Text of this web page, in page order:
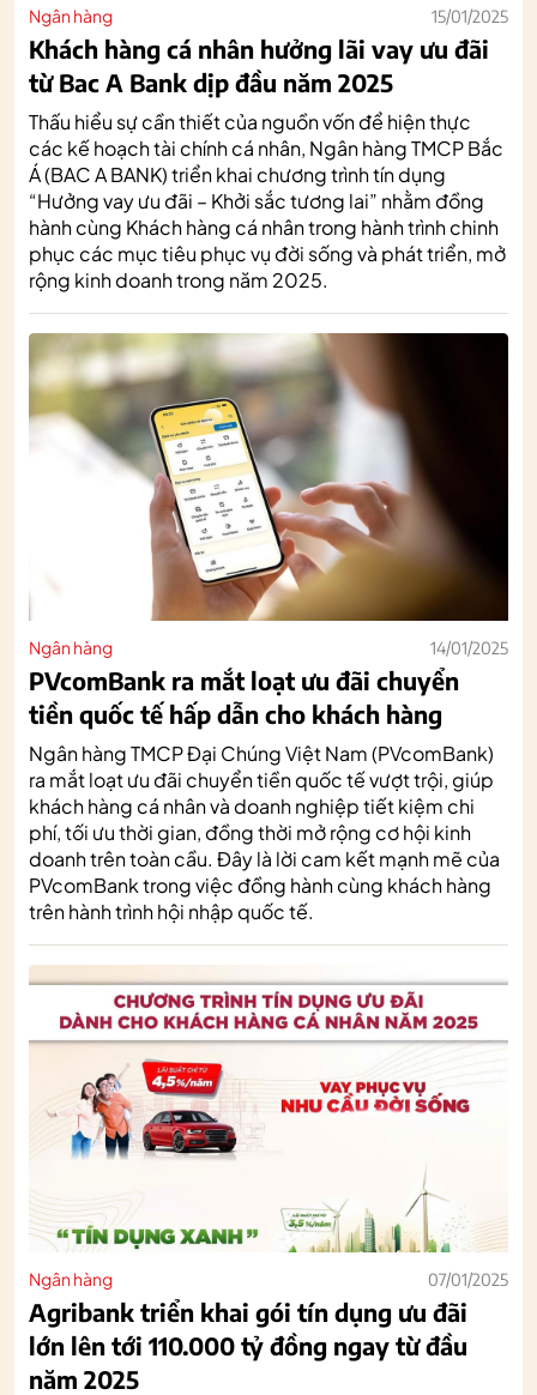
Ngân hàng 15/01/2025
Khách hàng cá nhân hưởng lãi vay ưu đãi
từ Bac A Bank dịp đầu năm 2025
Thấu hiểu sự cần thiết của nguồn vốn để hiện thực
các kế hoạch tài chính cá nhân, Ngân hàng TMCP Bắc
Á (BAC A BANK) triển khai chương trình tín dụng
“Hưởng vay ưu đãi – Khởi sắc tương lai” nhằm đồng
hành cùng Khách hàng cá nhân trong hành trình chinh
phục các mục tiêu phục vụ đời sống và phát triển, mở
rộng kinh doanh trong năm 2025.
Ngân hàng 14/01/2025
PVcomBank ra mắt loạt ưu đãi chuyển
tiền quốc tế hấp dẫn cho khách hàng
Ngân hàng TMCP Đại Chúng Việt Nam (PVcomBank)
ra mắt loạt ưu đãi chuyển tiền quốc tế vượt trội, giúp
khách hàng cá nhân và doanh nghiệp tiết kiệm chi
phí, tối ưu thời gian, đồng thời mở rộng cơ hội kinh
doanh trên toàn cầu. Đây là lời cam kết mạnh mẽ của
PVcomBank trong việc đồng hành cùng khách hàng
trên hành trình hội nhập quốc tế.
Ngân hàng 07/01/2025
Agribank triển khai gói tín dụng ưu đãi
lớn lên tới 110.000 tỷ đồng ngay từ đầu
năm 2025